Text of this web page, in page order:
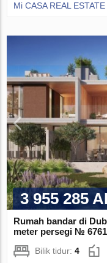
Mi CASA REAL
3 955 285
Rumah bandar di
meter persegi № 6761
Bilik tidur:4